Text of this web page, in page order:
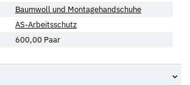
Baumwoll und Montagehandschuhe
AS-Arbeitsschutz
600,00 Paar